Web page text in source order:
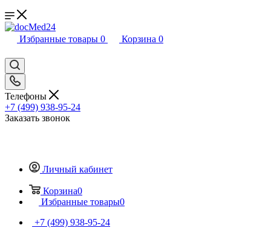
Избранные товары 0 Корзина 0
Телефоны
+7 (499) 938-95-24
Заказать звонок
Личный кабинет
Корзина0
Избранные товары0
+7 (499) 938-95-24